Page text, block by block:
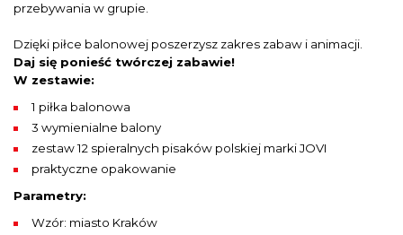
przebywania w grupie.
Dzięki piłce balonowej poszerzysz zakres zabaw i animacji.
Daj się ponieść twórczej zabawie!
W zestawie:
1 piłka balonowa
3 wymienialne balony
zestaw 12 spieralnych pisaków polskiej marki JOVI
praktyczne opakowanie
Parametry:
Wzór: miasto Kraków